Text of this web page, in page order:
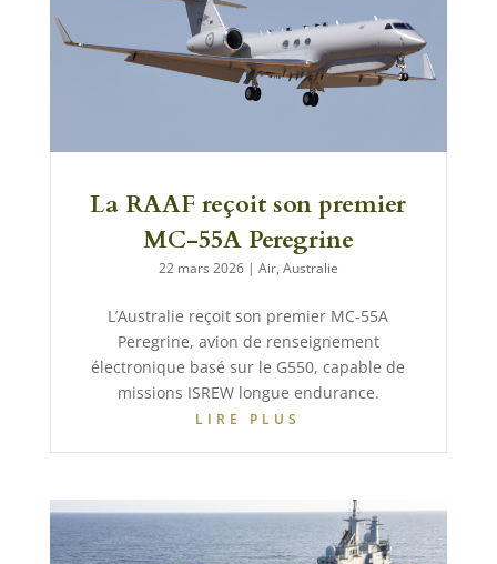
La RAAF reçoit son premier
MC-55A Peregrine
22 mars 2026| Air, Australie
L’Australie reçoit son premier MC-55A
Peregrine, avion de renseignement
électronique basé sur le G550, capable de
missions ISREW longue endurance.
LIRE PLUS